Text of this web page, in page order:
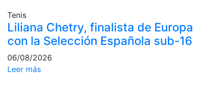
Trabaja con
nosotros
Área deportiva
Tenis
Tenis
Liliana Chetry, finalista de Europa
con la Selección Española sub-16
06/08/2026
Leer más